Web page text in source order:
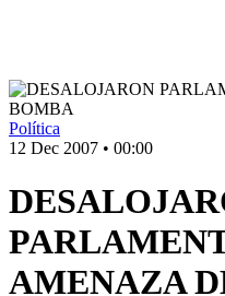
Política
12 Dec 2007 • 00:00
AMENAZA